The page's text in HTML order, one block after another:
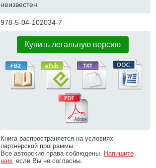
неизвестен
978-5-04-102034-7
Купить легальную версию
Книга распространяется на условиях
партнёрской программы.
Все авторские права соблюдены. Напишите
нам, если Вы не согласны.